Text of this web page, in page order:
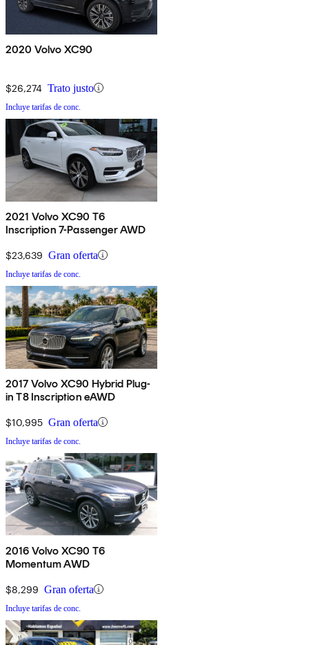
2020 Volvo XC90
$26,274 Trato justo
Incluye tarifas de conc.
2021 Volvo XC90 T6
Inscription 7-Passenger AWD
$23,639 Gran oferta
Incluye tarifas de conc.
2017 Volvo XC90 Hybrid Plug-
in T8 Inscription eAWD
$10,995 Gran oferta
Incluye tarifas de conc.
2016 Volvo XC90 T6
Momentum AWD
$8,299 Gran oferta
Incluye tarifas de conc.